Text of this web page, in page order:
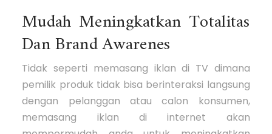
Mudah Meningkatkan Totalitas
Dan Brand Awarenes
Tidak seperti memasang iklan di TV dimana
pemilik produk tidak bisa berinteraksi langsung
dengan pelanggan atau calon konsumen,
memasang iklan di internet akan